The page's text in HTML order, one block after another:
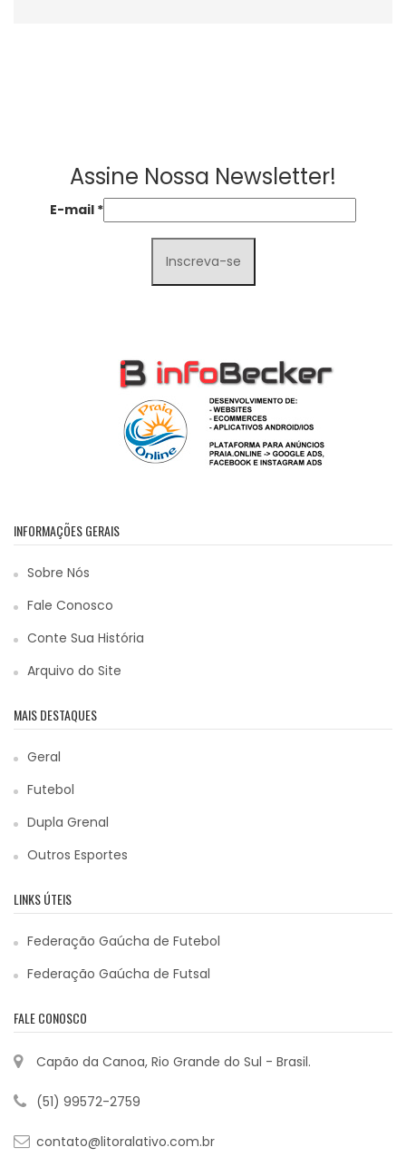
Assine Nossa Newsletter!
E-mail *
INFORMAÇÕES GERAIS
Sobre Nós
Fale Conosco
Conte Sua História
Arquivo do Site
MAIS DESTAQUES
Geral
Futebol
Dupla Grenal
Outros Esportes
LINKS ÚTEIS
Federação Gaúcha de Futebol
Federação Gaúcha de Futsal
FALE CONOSCO
Capão da Canoa, Rio Grande do Sul - Brasil.
(51) 99572-2759
contato@litoralativo.com.br